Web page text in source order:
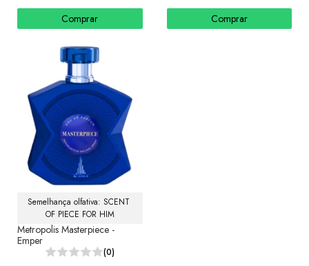
Comprar Comprar
Semelhança olfativa: SCENT
OF PIECE FOR HIM
Metropolis Masterpiece -
Emper
(0)